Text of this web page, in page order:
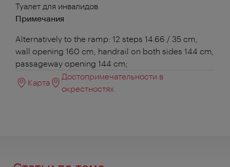
Туалет для инвалидов
Примечания
Alternatively to the ramp: 12 steps 14.66 / 35 cm,
wall opening 160 cm, handrail on both sides 144 cm,
passageway opening 144 cm;
Карта
Достопримечательности в
окрестностях